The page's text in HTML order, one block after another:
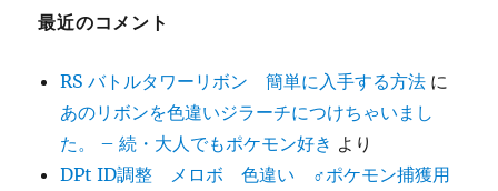
最近のコメント
RS バトルタワーリボン 簡単に入手する方法 に
あのリボンを色違いジラーチにつけちゃいまし
た。 – 続・大人でもポケモン好き より
DPt ID調整 メロボ 色違い ♂ポケモン捕獲用